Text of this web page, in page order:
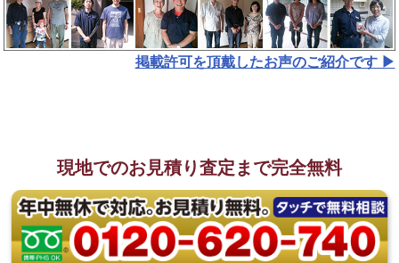
掲載許可を頂戴したお声のご紹介です ▶︎
現地でのお見積り査定まで完全無料